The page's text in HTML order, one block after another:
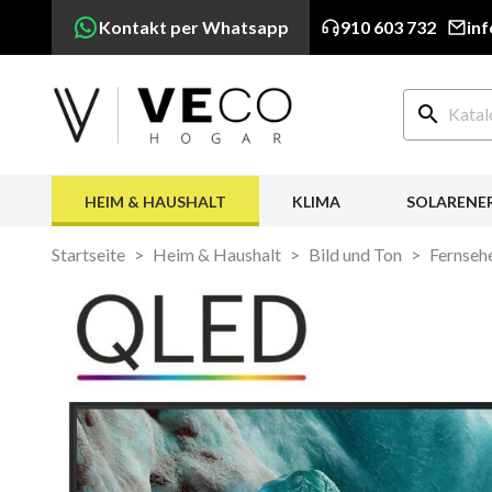
Kontakt per Whatsapp 910 603 732
search
HEIM & HAUSHALT KLIMA
Startseite Heim & Haushalt Bild und Ton